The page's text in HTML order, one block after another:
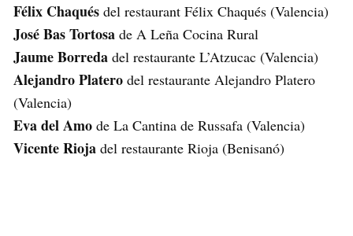
Félix Chaqués del restaurant Félix Chaqués (Valencia)
José Bas Tortosa de A Leña Cocina Rural
Jaume Borreda del restaurante L’Atzucac (Valencia)
Alejandro Platero del restaurante Alejandro Platero
(Valencia)
Eva del Amo de La Cantina de Russafa (Valencia)
Vicente Rioja del restaurante Rioja (Benisanó)